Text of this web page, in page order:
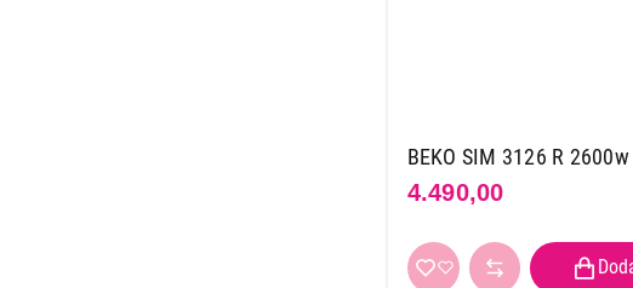
BEKO SIM 3126 R 2600w
4.490,00